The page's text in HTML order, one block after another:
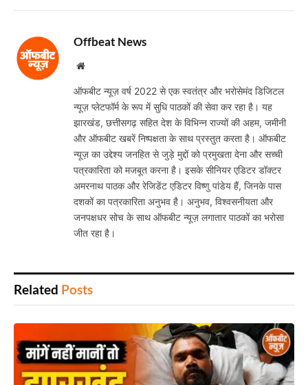
Offbeat News
Website
ऑफबीट न्यूज़ वर्ष 2022 से एक स्वतंत्र और भरोसेमंद डिजिटल
न्यूज़ प्लेटफॉर्म के रूप में सुधि पाठकों की सेवा कर रहा है। यह
झारखंड, छत्तीसगढ़ सहित देश के विभिन्न राज्यों की अहम, जमीनी
और ऑफबीट खबरें निष्पक्षता के साथ प्रस्तुत करता है। ऑफबीट
न्यूज़ का उद्देश्य जनहित से जुड़े मुद्दों को प्रमुखता देना और सच्ची
पत्रकारिता को मजबूत करना है। इसके सीनियर एडिटर डॉक्टर
अमरनाथ पाठक और रेजिडेंट एडिटर विष्णु पांडेय हैं, जिनके पास
दशकों का पत्रकारिता अनुभव है। अनुभव, विश्वसनीयता और
जनपक्षधर सोच के साथ ऑफबीट न्यूज़ लगातार पाठकों का भरोसा
जीत रहा है।
Related Posts